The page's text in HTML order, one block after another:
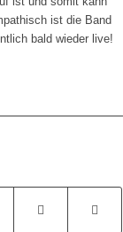
ist die Band
bald wieder live!